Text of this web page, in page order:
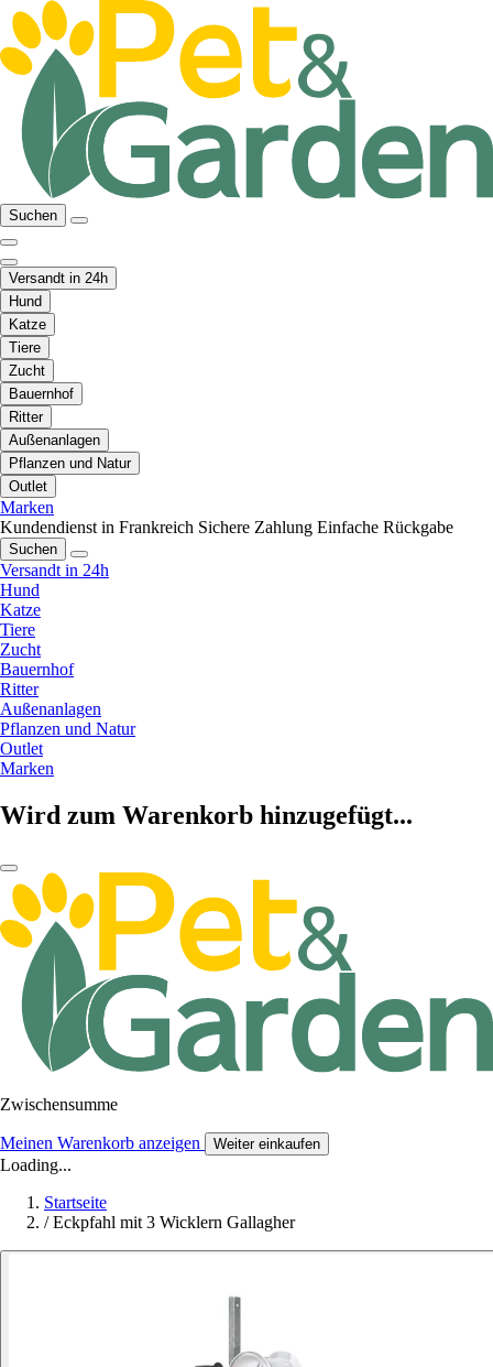
Suchen
Versandt in 24h
Hund
Katze
Tiere
Zucht
Bauernhof
Ritter
Außenanlagen
Pflanzen und Natur
Outlet
Marken
Kundendienst in Frankreich Sichere Zahlung Einfache Rückgabe
Suchen
Versandt in 24h
Hund
Katze
Tiere
Zucht
Bauernhof
Ritter
Außenanlagen
Pflanzen und Natur
Outlet
Marken
Wird zum Warenkorb hinzugefügt...
Zwischensumme
Meinen Warenkorb anzeigen Weiter einkaufen
Loading...
Startseite
/ Eckpfahl mit 3 Wicklern Gallagher